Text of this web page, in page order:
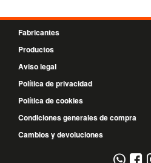
Fabricantes
Productos
Aviso legal
Política de privacidad
Política de cookies
Condiciones generales de compra
Cambios y devoluciones